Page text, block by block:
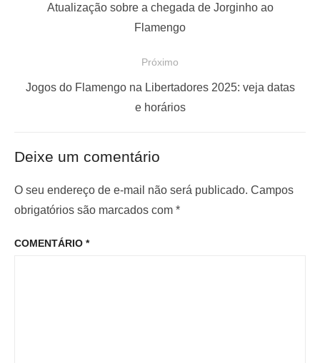
o
e
P
o
a
i
o
:
Atualização sobre a chegada de Jorginho ao
Flamengo
Próximo
P
m
o
o
Jogos do Flamengo na Libertadores 2025: veja datas
e horários
Deixe um comentário
O seu endereço de e-mail não será publicado. Campos
obrigatórios são marcados com *
COMENTÁRIO *